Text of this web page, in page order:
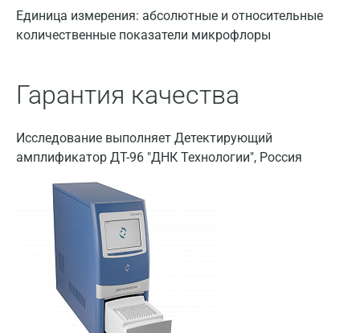
Единица измерения: абсолютные и относительные
количественные показатели микрофлоры
Гарантия качества
Исследование выполняет Детектирующий
амплификатор ДТ-96 "ДНК Технологии", Россия